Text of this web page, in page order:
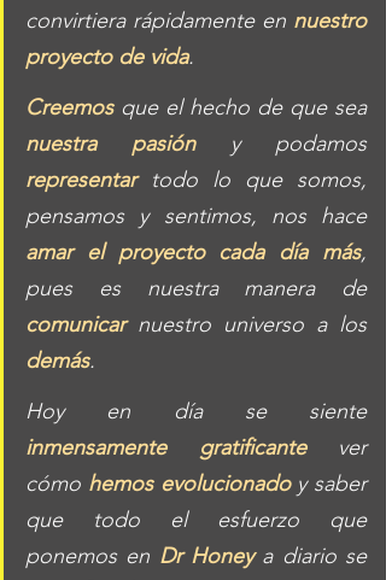
convirtiera rápidamente en nuestro
proyecto de vida.
Creemos
que el hecho de que sea
nuestra pasión
y podamos
representar todo lo que somos,
pensamos y sentimos, nos hace
amar el proyecto cada día más,
pues es nuestra manera de
comunicar
nuestro universo a los
demás.
Hoy en día se siente
inmensamente gratificante ver
cómo hemos evolucionado y saber
que todo el esfuerzo que
ponemos en Dr Honey
a diario se